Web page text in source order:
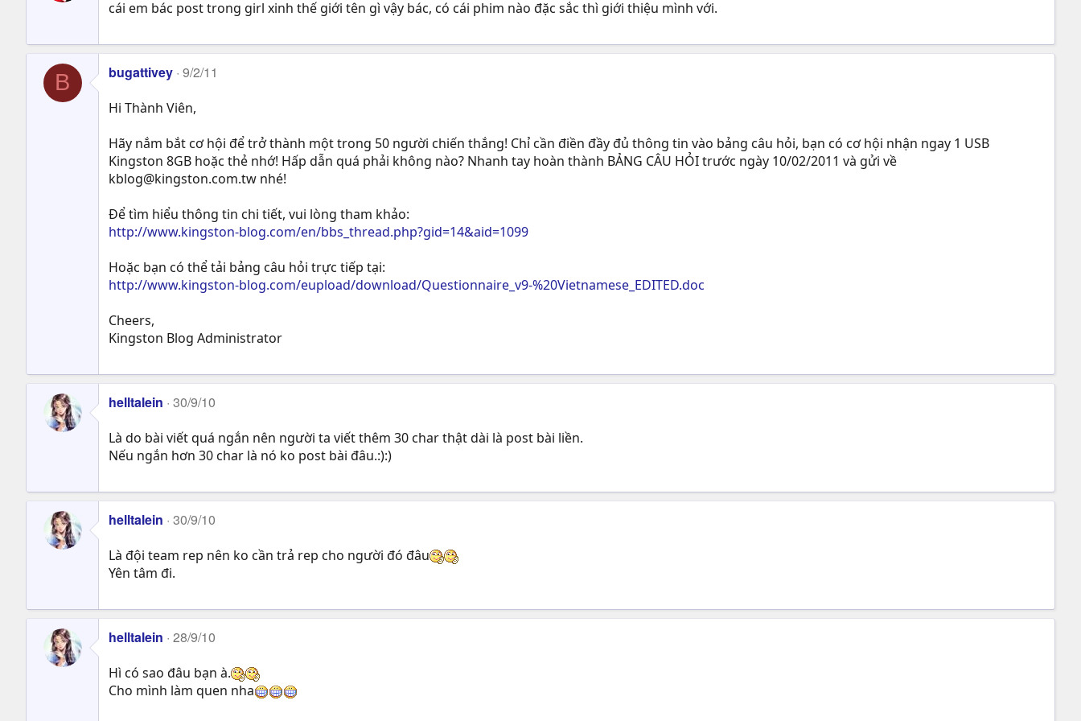
cái em bác post trong girl xinh thế giới tên gì vậy bác, có cái phim nào đặc sắc thì giới thiệu mình với.
B bugattivey 9/2/11
Hi Thành Viên,
Hãy nắm bắt cơ hội để trở thành một trong 50 người chiến thắng! Chỉ cần điền đầy đủ thông tin vào bảng câu hỏi, bạn có cơ hội nhận ngay 1 USB
Kingston 8GB hoặc thẻ nhớ! Hấp dẫn quá phải không nào? Nhanh tay hoàn thành BẢNG CÂU HỎI trước ngày 10/02/2011 và gửi về
kblog@kingston.com.tw nhé!
Để tìm hiểu thông tin chi tiết, vui lòng tham khảo:
http://www.kingston-blog.com/en/bbs_thread.php?gid=14&aid=1099
Hoặc bạn có thể tải bảng câu hỏi trực tiếp tại:
http://www.kingston-blog.com/eupload/download/Questionnaire_v9-%20Vietnamese_EDITED.doc
Cheers,
Kingston Blog Administrator
helltalein 30/9/10
Là do bài viết quá ngắn nên người ta viết thêm 30 char thật dài là post bài liền.
Nếu ngắn hơn 30 char là nó ko post bài đâu.:):)
helltalein 30/9/10
Là đội team rep nên ko cần trả rep cho người đó đâu
Yên tâm đi.
helltalein 28/9/10
Hì có sao đâu bạn à.
Cho mình làm quen nha